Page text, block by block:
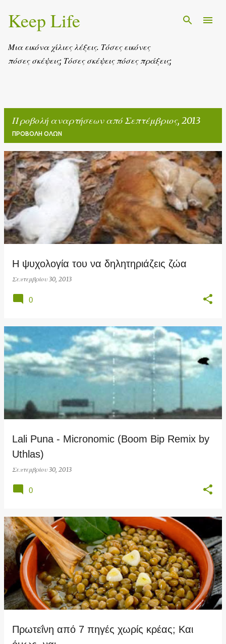
Keep Life
Μια εικόνα χίλιες λέξεις. Τόσες εικόνες
πόσες σκέψεις; Τόσες σκέψεις πόσες πράξεις;
Προβολή αναρτήσεων από Σεπτέμβριος, 2013
ΠΡΟΒΟΛΉ ΌΛΩΝ
Α
ν
α
ρ
τ
ή
Η ψυχολογία του να δηλητηριάζεις ζώα
Σεπτεμβρίου 30, 2013
0
Lali Puna - Micronomic (Boom Bip Remix by
Uthlas)
Σεπτεμβρίου 30, 2013
0
Πρωτεΐνη από 7 πηγές χωρίς κρέας; Και